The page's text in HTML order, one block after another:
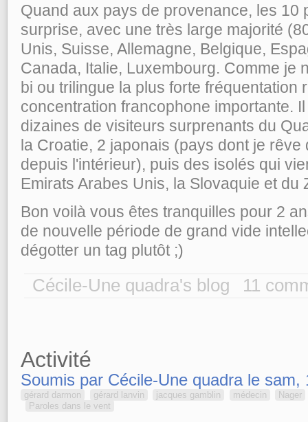
Quand aux pays de provenance, les 10
surprise, avec une très large majorité
Unis, Suisse, Allemagne, Belgique,
Canada, Italie, Luxembourg. Comme je
bi ou trilingue la plus forte fréquentation
concentration francophone importante.
dizaines de visiteurs surprenants du
la Croatie, 2 japonais (pays dont je
depuis l'intérieur), puis des isolés qui
Emirats Arabes Unis, la Slovaquie et du
Bon voilà vous êtes tranquilles pour 2
de nouvelle période de grand vide
dégotter un tag plutôt ;)
Cécile-Une quadra's blog 11
Activité
Soumis par Cécile-Une quadra le sam,
gérard darmon gérard lanvin jacques gamblin médecin
Nager
Paroles dans le vent